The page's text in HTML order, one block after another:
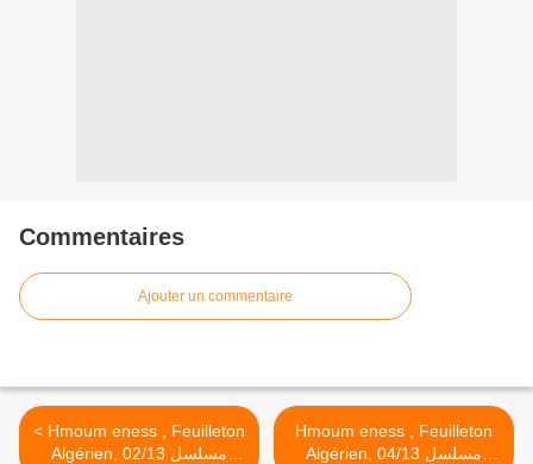
Commentaires
Ajouter un commentaire
< Hmoum eness , Feuilleton
Algérien, 02/13 مسلسل
Hmoum eness , Feuilleton
Algérien, 04/13 مسلسل